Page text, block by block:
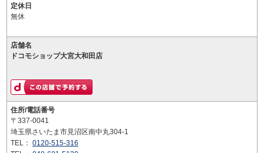
定休日
無休
店舗名
ドコモショップ大宮大和田店
住所/電話番号
〒337-0041
埼玉県さいたま市見沼区南中丸304-1
TEL： 0120-515-316